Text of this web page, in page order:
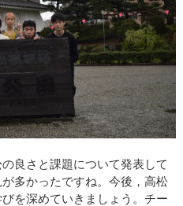
良さと課題について発表して
多かったですね。今後，高松
を深めていきましょう。チー